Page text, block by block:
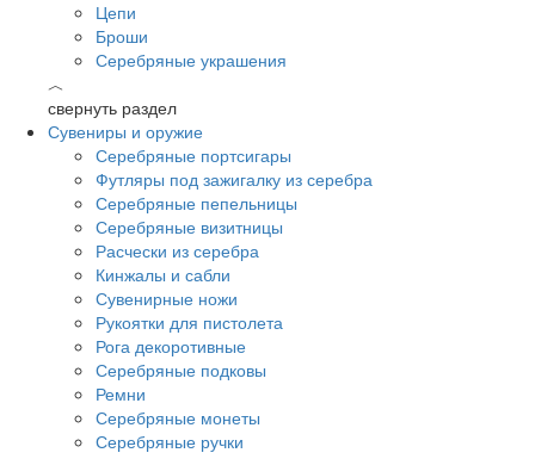
Цепи
Броши
Серебряные украшения
︿
свернуть раздел
Сувениры и оружие
Серебряные портсигары
Футляры под зажигалку из серебра
Серебряные пепельницы
Серебряные визитницы
Расчески из серебра
Кинжалы и сабли
Сувенирные ножи
Рукоятки для пистолета
Рога декоротивные
Серебряные подковы
Ремни
Серебряные монеты
Серебряные ручки